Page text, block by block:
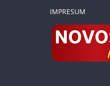
IMPRESUM